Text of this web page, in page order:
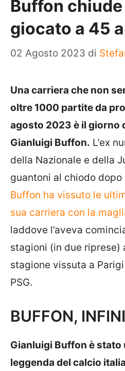
Buffon
giocato a 45
02 Agosto 2023 di
Una carriera che non
oltre 1000 partite da
agosto 2023 è il giorno
Gianluigi Buffon. L’ex
della Nazionale e della
guantoni al chiodo
Buffon ha vissuto le
sua carriera con la
laddove l’aveva
stagioni (in due riprese)
stagione vissuta a
PSG.
BUFFON,
Gianluigi Buffon è stato
leggenda del calcio